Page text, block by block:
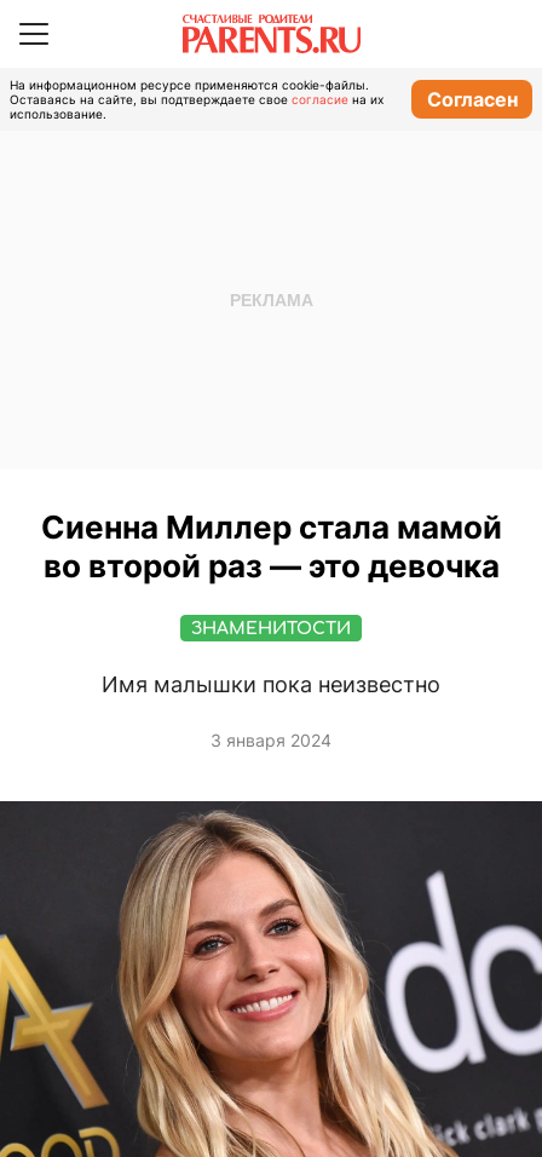
На информационном ресурсе применяются cookie-файлы.
Оставаясь на сайте, вы подтверждаете свое согласие на их
использование.
Согласен
Сиенна Миллер стала мамой
во второй раз — это девочка
ЗНАМЕНИТОСТИ
Имя малышки пока неизвестно
3 января 2024